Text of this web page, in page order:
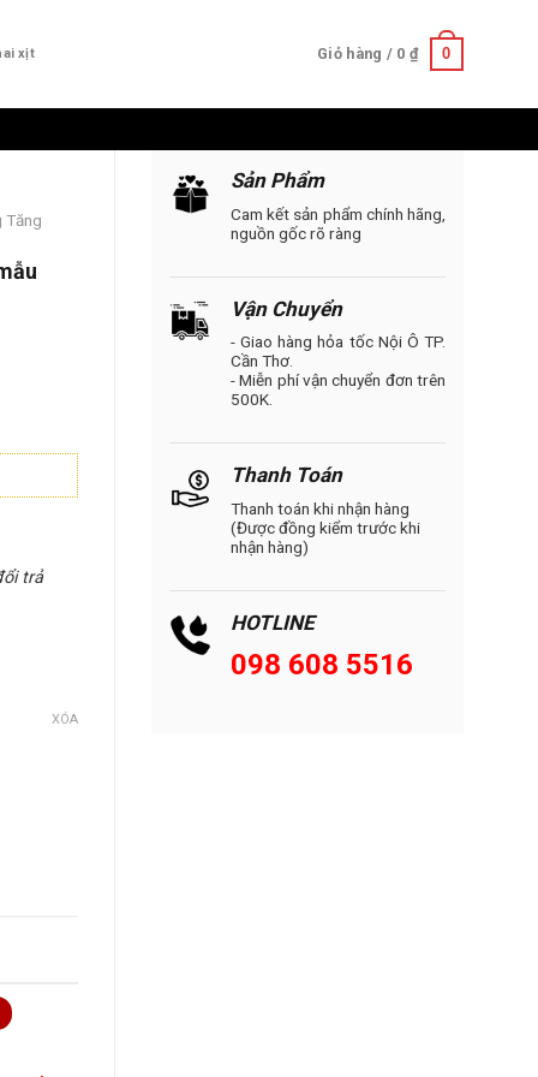
xịt Giỏ hàng / 0 ₫ 0
Sản Phẩm
Cam kết sản phẩm chính hãng,
nguồn gốc rõ ràng
Vận Chuyển
- Giao hàng hỏa tốc Nội Ô TP.
Cần Thơ.
- Miễn phí vận chuyển đơn trên
500K.
Thanh Toán
Thanh toán khi nhận hàng
(Được đồng kiểm trước khi
nhận hàng)
HOTLINE
098 608 5516
Tăng
trả
XÓA
lượng